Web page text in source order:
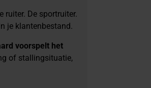
ruiter. De sportruiter.
je klantenbestand.
voorspelt het
of stallingsituatie,